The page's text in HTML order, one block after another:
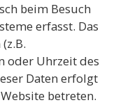
beim Besuch
erfasst. Das
oder Uhrzeit des
Daten erfolgt
betreten.